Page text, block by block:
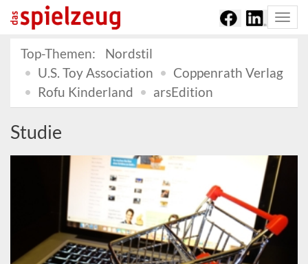
Top-Themen:
Nordstil
U.S. Toy Association
Coppenrath Verlag
Rofu Kinderland
arsEdition
Studie